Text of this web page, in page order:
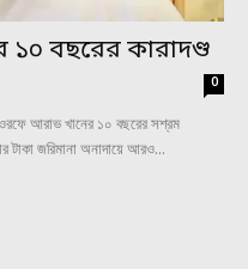
১০ বছরের কারাদণ্ড
0
আরাভ খানের ১০ বছরের সশ্রম
জরিমানা অনাদায়ে আরও...